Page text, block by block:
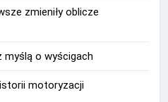
zmieniły oblicze
o wyścigach
motoryzacji